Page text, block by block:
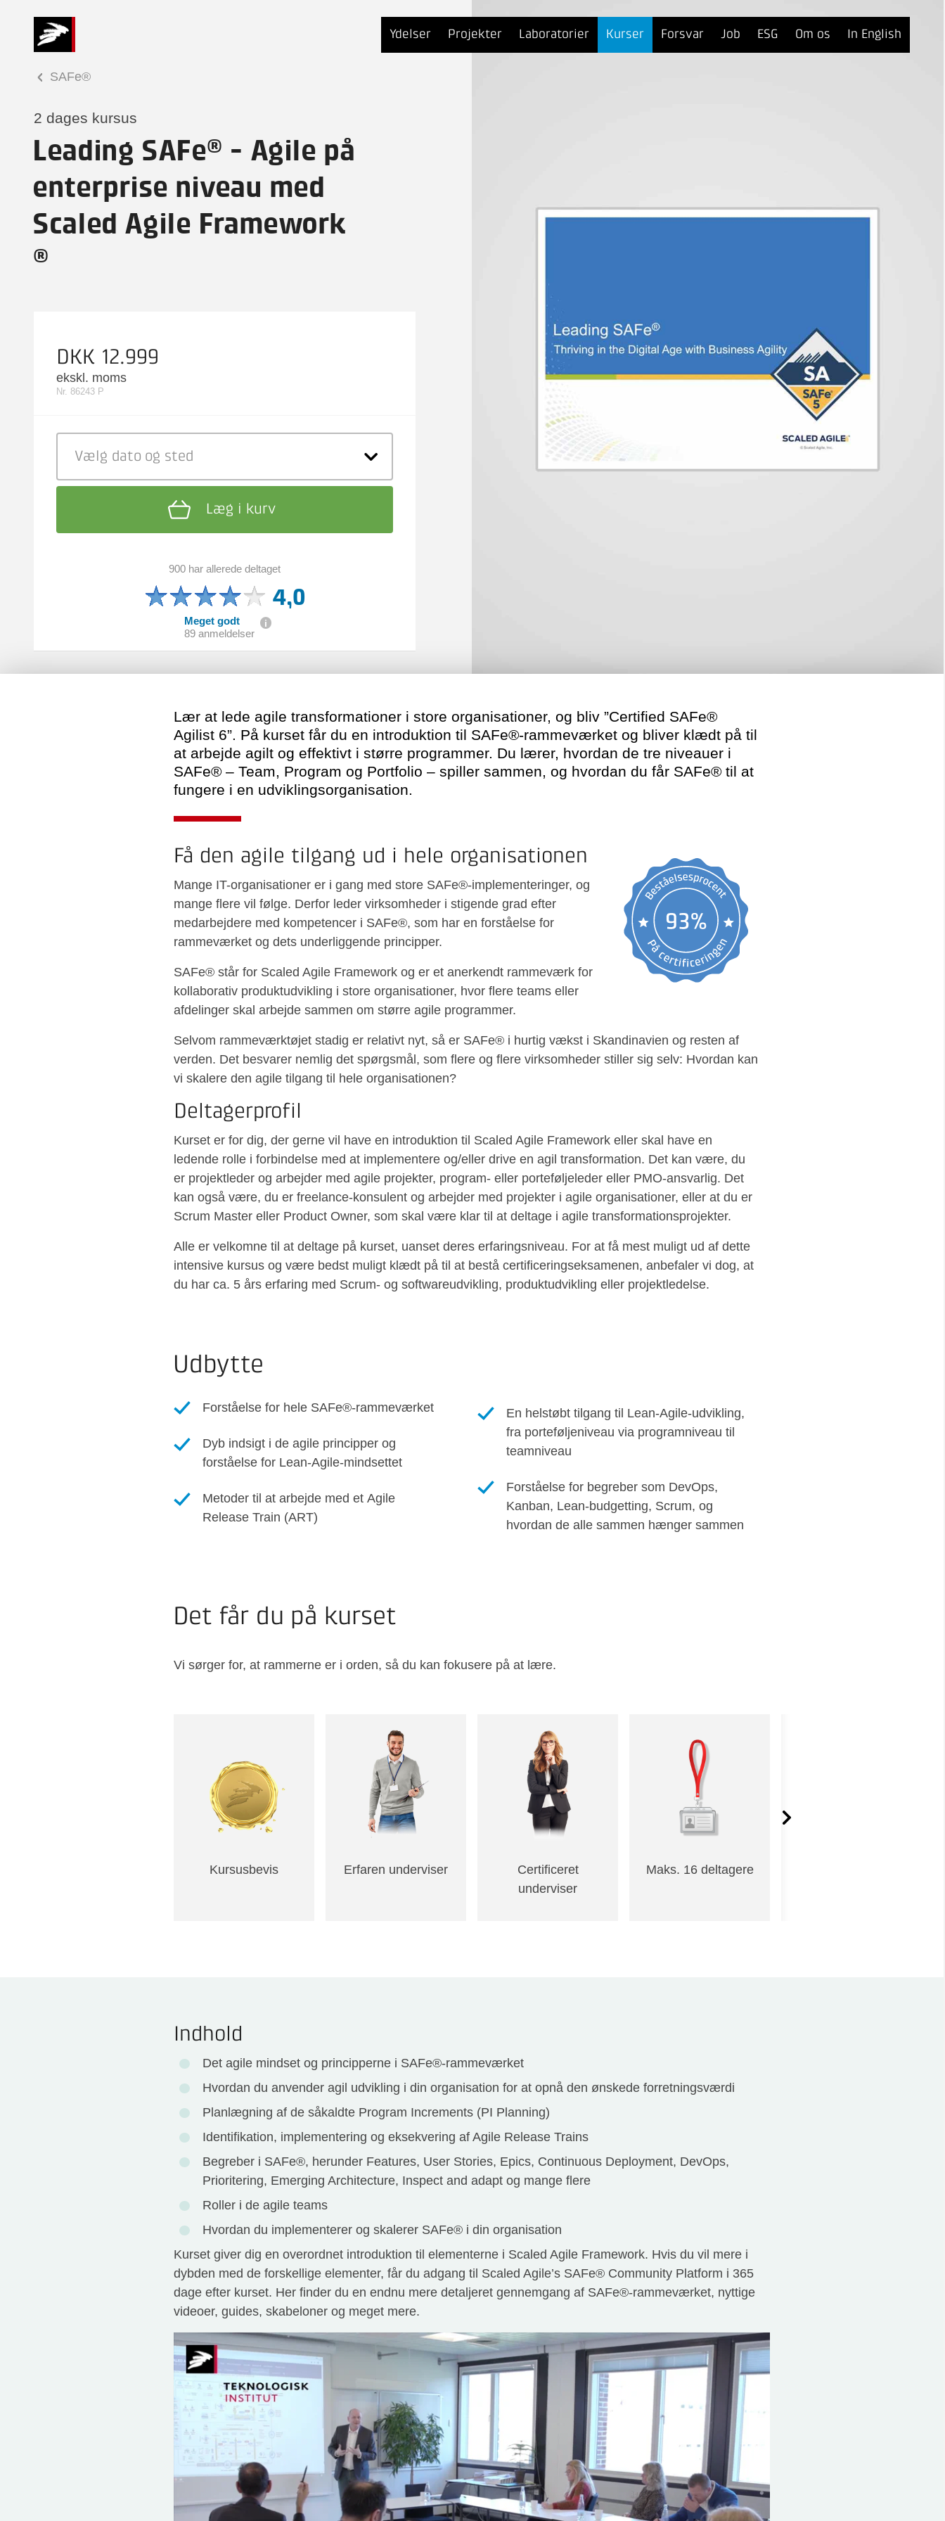
Ydelser Projekter Laboratorier Kurser Forsvar Job ESG Om os In English
SAFe®
2 dages kursus
Leading SAFe® - Agile på
enterprise niveau med
Scaled Agile Framework
®
DKK 12.999
ekskl. moms
Nr. 86243 P
Vælg dato og sted
Læg i kurv
900 har allerede deltaget
4,0
Meget godt
89 anmeldelser
Lær at lede agile transformationer i store organisationer, og bliv ”Certified SAFe®
Agilist 6”. På kurset får du en introduktion til SAFe®-rammeværket og bliver klædt på til
at arbejde agilt og effektivt i større programmer. Du lærer, hvordan de tre niveauer i
SAFe® – Team, Program og Portfolio – spiller sammen, og hvordan du får SAFe® til at
fungere i en udviklingsorganisation.
Få den agile tilgang ud i hele organisationen
Mange IT-organisationer er i gang med store SAFe®-implementeringer, og
mange flere vil følge. Derfor leder virksomheder i stigende grad efter
medarbejdere med kompetencer i SAFe®, som har en forståelse for
rammeværket og dets underliggende principper.
SAFe® står for Scaled Agile Framework og er et anerkendt rammeværk for
kollaborativ produktudvikling i store organisationer, hvor flere teams eller
afdelinger skal arbejde sammen om større agile programmer.
Selvom rammeværktøjet stadig er relativt nyt, så er SAFe® i hurtig vækst i Skandinavien og resten af
verden. Det besvarer nemlig det spørgsmål, som flere og flere virksomheder stiller sig selv: Hvordan kan
vi skalere den agile tilgang til hele organisationen?
Deltagerprofil
Kurset er for dig, der gerne vil have en introduktion til Scaled Agile Framework eller skal have en
ledende rolle i forbindelse med at implementere og/eller drive en agil transformation. Det kan være, du
er projektleder og arbejder med agile projekter, program- eller porteføljeleder eller PMO-ansvarlig. Det
kan også være, du er freelance-konsulent og arbejder med projekter i agile organisationer, eller at du er
Scrum Master eller Product Owner, som skal være klar til at deltage i agile transformationsprojekter.
Alle er velkomne til at deltage på kurset, uanset deres erfaringsniveau. For at få mest muligt ud af dette
intensive kursus og være bedst muligt klædt på til at bestå certificeringseksamenen, anbefaler vi dog, at
du har ca. 5 års erfaring med Scrum- og softwareudvikling, produktudvikling eller projektledelse.
Udbytte
Forståelse for hele SAFe®-rammeværket
Dyb indsigt i de agile principper og
forståelse for Lean-Agile-mindsettet
Metoder til at arbejde med et Agile
Release Train (ART)
En helstøbt tilgang til Lean-Agile-udvikling,
fra porteføljeniveau via programniveau til
teamniveau
Forståelse for begreber som DevOps,
Kanban, Lean-budgetting, Scrum, og
hvordan de alle sammen hænger sammen
Det får du på kurset
Vi sørger for, at rammerne er i orden, så du kan fokusere på at lære.
Kursusbevis Erfaren underviser
Certificeret
underviser
Maks. 16 deltagere
Indhold
Det agile mindset og principperne i SAFe®-rammeværket
Hvordan du anvender agil udvikling i din organisation for at opnå den ønskede forretningsværdi
Planlægning af de såkaldte Program Increments (PI Planning)
Identifikation, implementering og eksekvering af Agile Release Trains
Begreber i SAFe®, herunder Features, User Stories, Epics, Continuous Deployment, DevOps,
Prioritering, Emerging Architecture, Inspect and adapt og mange flere
Roller i de agile teams
Hvordan du implementerer og skalerer SAFe® i din organisation
Kurset giver dig en overordnet introduktion til elementerne i Scaled Agile Framework. Hvis du vil mere i
dybden med de forskellige elementer, får du adgang til Scaled Agile’s SAFe® Community Platform i 365
dage efter kurset. Her finder du en endnu mere detaljeret gennemgang af SAFe®-rammeværket, nyttige
videoer, guides, skabeloner og meget mere.